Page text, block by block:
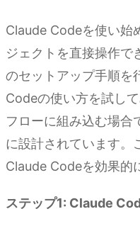
Claude Codeを使い始
ジェクトを直接操作で
のセットアップ手順を
Codeの使い方を試し
フローに組み込む場合
に設計されています
Claude Codeを効果的
ステップ1: Claude